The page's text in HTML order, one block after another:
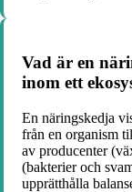
Vad är en
inom ett
En näringskedja
från en organism
av producenter
(bakterier och
upprätthålla